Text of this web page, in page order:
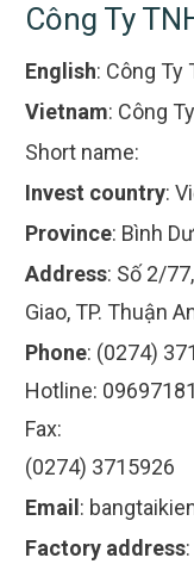
Công Ty
English: Công Ty
Vietnam: Công
Short name:
Invest country:
Province: Bình
Address: Số 2/
Giao, TP. Thuận
Phone: (0274)
Hotline:
Fax:
(0274) 3715926
Email :
Factory address: